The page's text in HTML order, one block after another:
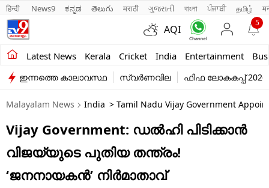
हिन्दी News9 ಕನ್ನಡ తెలుగు मराठी ગુજરાતી বাংলা ਪੰਜਾਬੀ தமிழ்
AQI
5
Latest News Kerala Cricket India Entertainment
Kerala
India
Entertainment
Business
Education
ഇന്നത്തെ കാലാവസ്ഥ സ്വർണവില ഫിഫ ലോകകപ്പ് 2026
Malayalam News India > Tamil Nadu Vijay Government
Vijay Government: ഡൽഹി പിടിക്കാൻ
വിജയ്‌യുടെ പുതിയ തന്ത്രം!
‘ജനനായകൻ’ നിർമാതാവ്